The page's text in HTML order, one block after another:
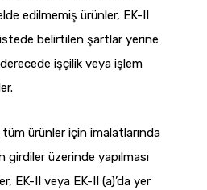
edilmemiş ürünler, EK-II
belirtilen şartlar yerine
işçilik veya işlem
tüm ürünler için imalatlarında
girdiler üzerinde yapılması
EK-II veya EK-II (a)’da yer